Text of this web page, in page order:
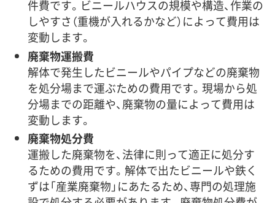
件費です。ビニールハウスの規模や構造、作業の
しやすさ（重機が入れるかなど）によって費用は
変動します。
廃棄物運搬費
解体で発生したビニールやパイプなどの廃棄物
を処分場まで運ぶための費用です。現場から処
分場までの距離や、廃棄物の量によって費用は
変動します。
廃棄物処分費
運搬した廃棄物を、法律に則って適正に処分す
るための費用です。解体で出たビニールや鉄く
ずは「産業廃棄物」にあたるため、専門の処理施